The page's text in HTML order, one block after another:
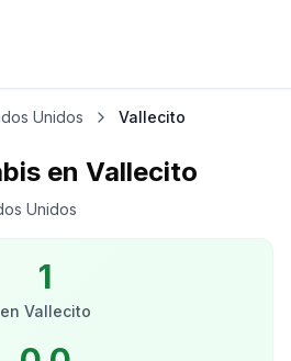
Unidos Vallecito
en Vallecito
Unidos
1
en Vallecito